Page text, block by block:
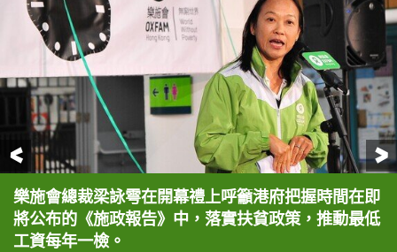
前一頁
樂施會總裁梁詠雩在開幕禮上呼籲港府把握時間在即
將公布的《施政報告》中，落實扶貧政策，推動最低
工資每年一檢。
一眾主禮嘉賓，勞工及福利局副局長蕭偉強、賽馬會
創意藝術中心行政總裁侯婥琪、樂施會董事局成員張
玉堂、總裁梁詠雩、策展人謝至德、香港婦女勞工協
一眾主禮嘉賓，勞工及福利局副局長蕭偉強、賽馬會
創意藝術中心行政總裁侯婥琪、樂施會董事局成員張
玉堂、總裁梁詠雩、策展人謝至德、香港婦女勞工協
音樂人徐嘉浩獻唱改編自《陀飛輪》的展覽主題曲
《磨得窮》，唱出一眾基層工友心聲。
「勞力是……#窮得只剩份工」 視覺藝術展現已開
幕，由即日至1月27日在賽馬會創意藝術中心舉行，
免費入場，歡迎公眾參觀。
「勞力是……#窮得只剩份工」 視覺藝術展現已開
幕，由即日至1月27日在賽馬會創意藝術中心舉行，
免費入場，歡迎公眾參觀。